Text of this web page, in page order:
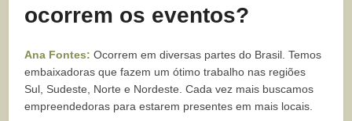
ocorrem os eventos?
Ana Fontes: Ocorrem em diversas partes do Brasil. Temos
embaixadoras que fazem um ótimo trabalho nas regiões
Sul, Sudeste, Norte e Nordeste. Cada vez mais buscamos
empreendedoras para estarem presentes em mais locais.